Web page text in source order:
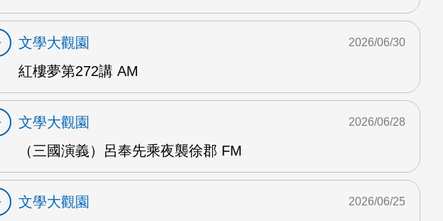
文學大觀園
紅樓夢第272講 AM
2026/06/30
文學大觀園
（三國演義）呂奉先乘夜襲徐郡 FM
2026/06/28
文學大觀園
2026/06/25